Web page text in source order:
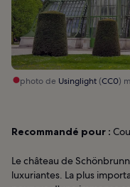
photo de Usinglight(CC0)
Recommandé pour :
Le château de
luxuriantes. La plus